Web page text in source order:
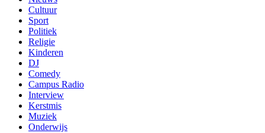
Cultuur
Sport
Politiek
Religie
Kinderen
DJ
Comedy
Campus Radio
Interview
Kerstmis
Muziek
Onderwijs